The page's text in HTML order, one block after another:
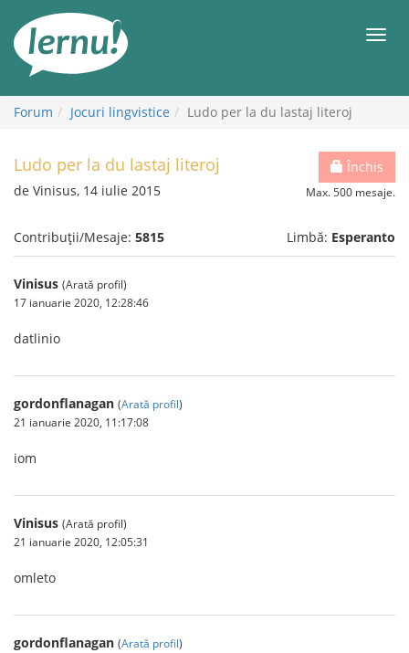
conținut
Forum Jocuri lingvistice Ludo per la du lastaj literoj
Închis
Max. 500 mesaje.
Ludo per la du lastaj literoj
de Vinisus, 14 iulie 2015
Contribuții/Mesaje: 5815 Limbă: Esperanto
Vinisus (Arată profil)
17 ianuarie 2020, 12:28:46
datlinio
gordonflanagan (Arată profil)
21 ianuarie 2020, 11:17:08
iom
Vinisus (Arată profil)
21 ianuarie 2020, 12:05:31
omleto
gordonflanagan (Arată profil)